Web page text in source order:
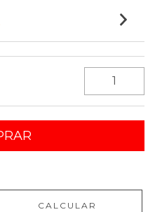
CALCULAR